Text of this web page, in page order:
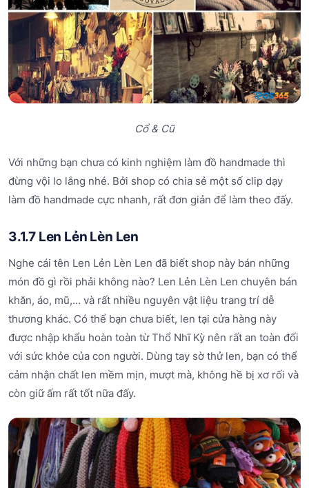
Cổ & Cũ
Với những bạn chưa có kinh nghiệm làm đồ handmade thì
đừng vội lo lắng nhé. Bởi shop có chia sẻ một số clip dạy
làm đồ handmade cực nhanh, rất đơn giản để làm theo đấy.
3.1.7 Len Lẻn Lèn Len
Nghe cái tên Len Lẻn Lèn Len đã biết shop này bán những
món đồ gì rồi phải không nào? Len Lẻn Lèn Len chuyên bán
khăn, áo, mũ,… và rất nhiều nguyên vật liệu trang trí dễ
thương khác. Có thể bạn chưa biết, len tại cửa hàng này
được nhập khẩu hoàn toàn từ Thổ Nhĩ Kỳ nên rất an toàn đối
với sức khỏe của con người. Dùng tay sờ thử len, bạn có thể
cảm nhận chất len mềm mịn, mượt mà, không hề bị xơ rối và
còn giữ ấm rất tốt nữa đấy.